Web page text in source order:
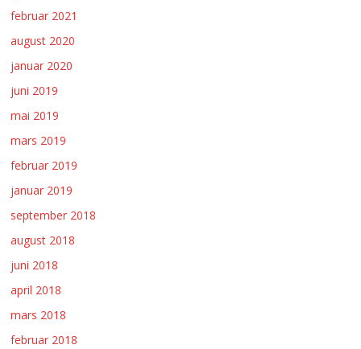
februar 2021
august 2020
januar 2020
juni 2019
mai 2019
mars 2019
februar 2019
januar 2019
september 2018
august 2018
juni 2018
april 2018
mars 2018
februar 2018